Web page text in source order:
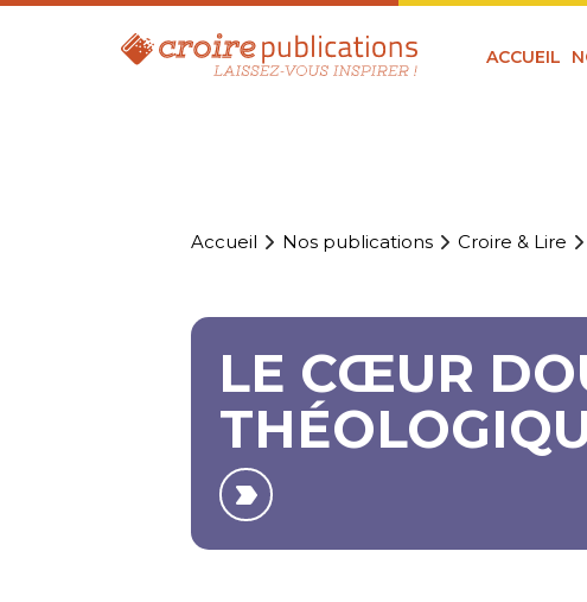
ACCUEIL
Accueil Nos publications Croire & Lire
LE CŒUR